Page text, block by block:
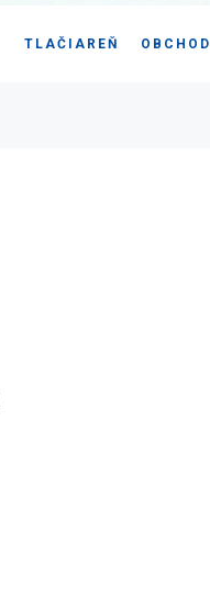
TLAČIAREŇ OBCHOD